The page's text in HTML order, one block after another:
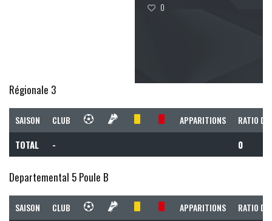
0
Régionale 3
SAISON CLUB APPARITIONS RATIO
TOTAL - 0
Departemental 5 Poule B
SAISON CLUB APPARITIONS RATIO